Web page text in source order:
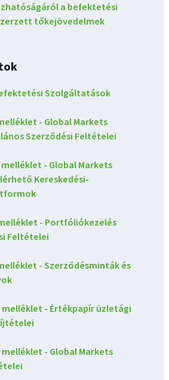
a befektetési
tőkejövedelmek
Szolgáltatások
- Global Markets
Szerződési Feltételei
- Global Markets
Kereskedési-
- Portfóliókezelés
Feltételei
- Szerződésminták és
melléklet - Értékpapír üzletági
- Global Markets